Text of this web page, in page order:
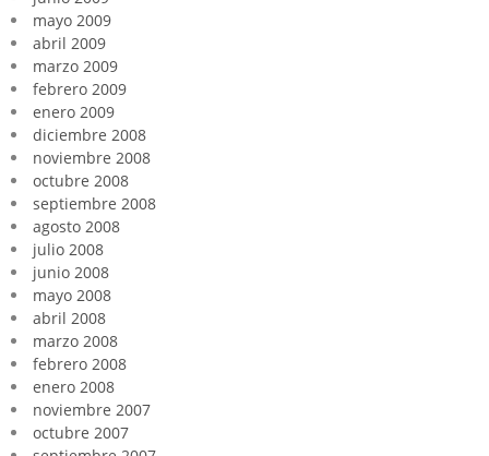
mayo 2009
abril 2009
marzo 2009
febrero 2009
enero 2009
diciembre 2008
noviembre 2008
octubre 2008
septiembre 2008
agosto 2008
julio 2008
junio 2008
mayo 2008
abril 2008
marzo 2008
febrero 2008
enero 2008
noviembre 2007
octubre 2007